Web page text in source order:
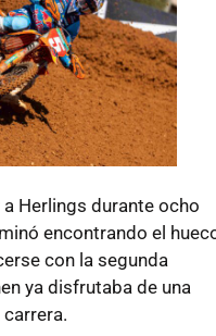
Herlings durante ocho
encontrando el
con la segunda
ya disfrutaba de una